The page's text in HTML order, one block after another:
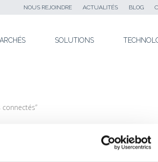
BLOG
ACTUALITÉS
NOUS REJOINDRE
SOLUTIONS
CACHÉS DES OBJETS